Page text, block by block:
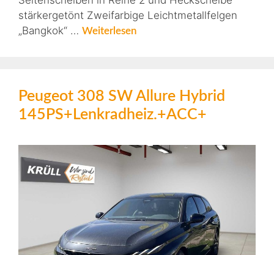
stärkergetönt Zweifarbige Leichtmetallfelgen
„Bangkok“ … Weiterlesen
Peugeot 308 SW Allure Hybrid
145PS+Lenkradheiz.+ACC+